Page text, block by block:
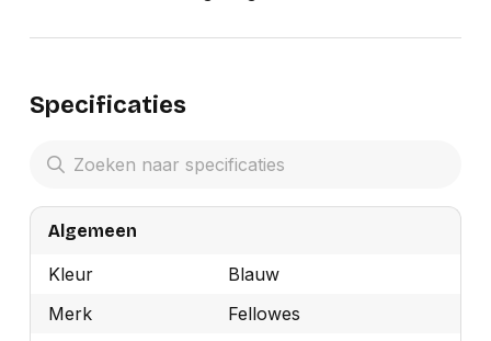
Specificaties
Algemeen
Kleur
Blauw
Merk
Fellowes